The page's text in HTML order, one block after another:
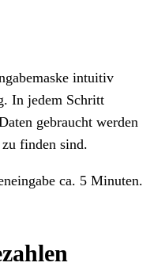
intuitiv
In jedem Schritt
gebraucht werden
finden sind.
ca. 5 Minuten.